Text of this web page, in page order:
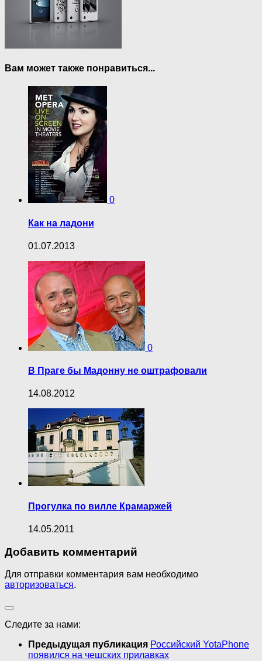
Вам может также понравиться...
0
Как на ладони
01.07.2013
0
В Праге бы Мадонну не оштрафовали
14.08.2012
Прогулка по вилле Крамаржей
14.05.2011
Добавить комментарий
Для отправки комментария вам необходимо
авторизоваться.
Следите за нами:
Предыдущая публикация Российский YotaPhone
появился на чешских прилавках